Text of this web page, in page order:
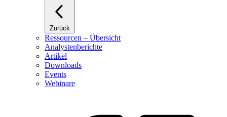
Zurück
Ressourcen – Übersicht
Analystenberichte
Artikel
Downloads
Events
Webinare